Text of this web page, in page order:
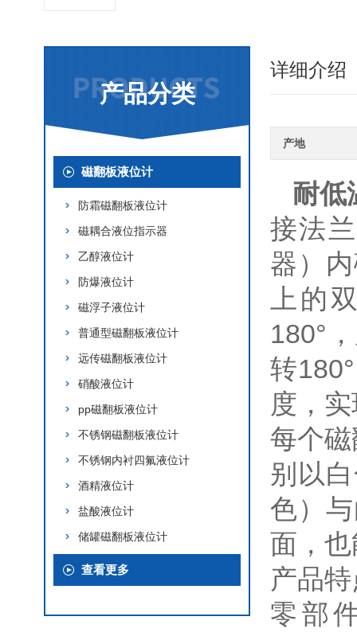
产品分类
磁翻板液位计
防霜磁翻板液位计
磁耦合液位指示器
乙醇液位计
防爆液位计
磁浮子液位计
普通型磁翻板液位计
远传磁翻板液位计
硝酸液位计
pp磁翻板液位计
不锈钢磁翻板液位计
不锈钢内衬四氟液位计
酒精液位计
盐酸液位计
储罐磁翻板液位计
查看更多
详细介绍
产地
耐低
接法
器）
上的
180°
转
度，
每个
别以
色）
面，
产品
零部